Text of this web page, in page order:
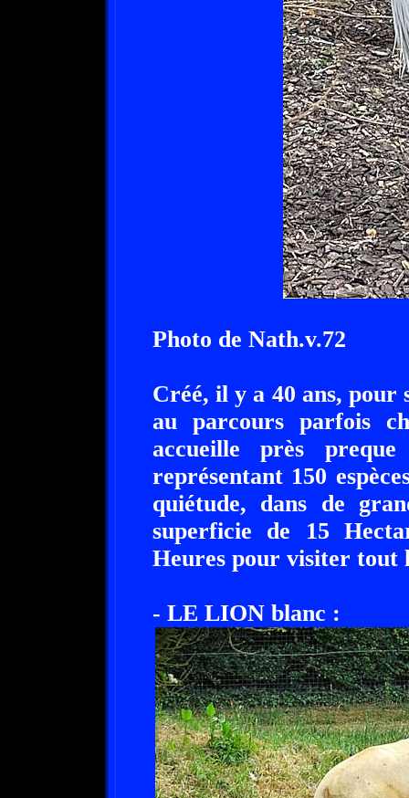
Photo de Nath.v.72
Créé, il y a 40 ans,
au parcours parfois
accueille près
représentant 150
quiétude, dans de
superficie de 15
Heures pour visiter tout
- LE LION blanc :